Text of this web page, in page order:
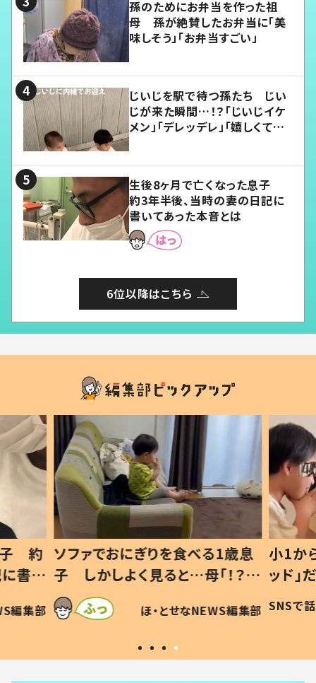
孫のためにお弁当を作った祖
母 孫が絶賛したお弁当に「美
味しそう」「お弁当すごい」
じいじを駅で待つ孫たち じい
じが来た瞬間…！？「じいじイケ
メン」「デレッデレ」「嬉しくて可
生後8ヶ月で亡くなった息子
約3年半後、当時の妻の日記に
書いてあった本音とは
6位以降はこちら
歳息
？」
編集部
小1から不登校、息子は「ギフテ
ッド」だった 父が“ウチ給食”を
作り続ける理由とは #令和の親
#令和の子
SNSで話題 ほ・とせなNEWS編集部
ひ孫
が、抱
「涙
い」